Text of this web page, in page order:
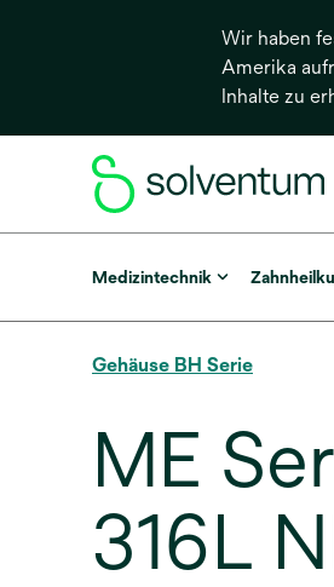
Wir haben
Amerika
Inhalte zu
Medizintechnik
Gehäuse BH Serie
ME
316L